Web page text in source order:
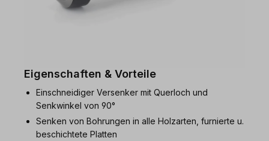
Eigenschaften & Vorteile
Einschneidiger Versenker mit Querloch und
Senkwinkel von 90°
Senken von Bohrungen in alle Holzarten, furnierte u.
beschichtete Platten